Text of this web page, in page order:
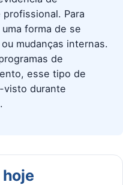
Para
forma de se
mudanças internas.
de
esse tipo de
visto durante